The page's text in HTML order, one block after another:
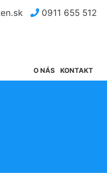
0911 655 512
KONTAKT
O NÁS